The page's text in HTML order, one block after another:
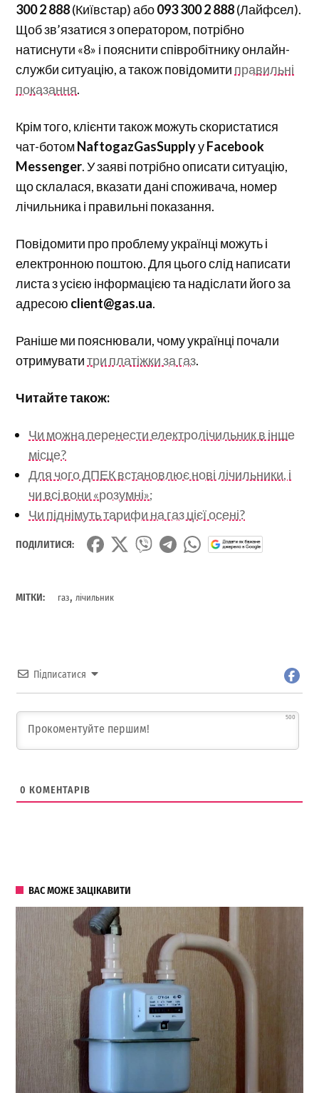
300 2 888(Київстар) або093 300 2 888(Лайфсел).
Щоб зв’язатися з оператором, потрібно
натиснути «8» і пояснити співробітнику онлайн-
служби ситуацію, а також повідомити правильні
показання.
Крім того, клієнти також можуть скористатися
чат-ботомNaftogazGasSupplyуFacebook
Messenger. У заяві потрібно описати ситуацію,
що склалася, вказати дані споживача, номер
лічильника і правильні показання.
Повідомити про проблему українці можуть і
електронною поштою. Для цього слід написати
листа з усією інформацією та надіслати його за
адресою client@gas.ua.
Раніше ми пояснювали, чому українці почали
отримуватитри платіжки за газ.
Читайте також:
Чи можна перенести електролічильник в інше
місце?
Для чого ДПЕК встановлює нові лічильники, і
чи всі вони «розумні»;
Чи піднімуть тарифи на газ цієї осені?
ПОДІЛИТИСЯ:
МІТКИ: газ,лічильник
Підписатися
500
0 КОМЕНТАРІВ
ВАС МОЖЕ ЗАЦІКАВИТИ